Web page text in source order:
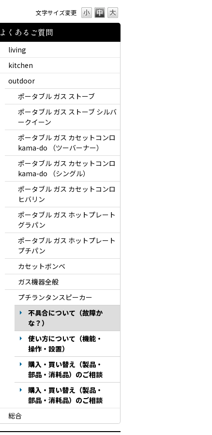
文字サイズ変更
よくあるご質問
living
kitchen
outdoor
ポータブル ガス ストーブ
ポータブル ガス ストーブ シルバ
ークイーン
ポータブル ガス カセットコンロ
kama-do （ツーバーナー）
ポータブル ガス カセットコンロ
kama-do （シングル）
ポータブル ガス カセットコンロ
ヒバリン
ポータブル ガス ホットプレート
グラパン
ポータブル ガス ホットプレート
プチパン
カセットボンベ
ガス機器全般
プチランタンスピーカー
不具合について（故障か
な？）
使い方について（機能・
操作・設置）
購入・買い替え（製品・
部品・消耗品）のご相談
購入・買い替え（製品・
部品・消耗品）のご相談
総合